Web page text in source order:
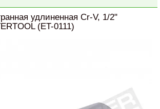
удлиненная Cr-V, 1/2"
(ET-0111)